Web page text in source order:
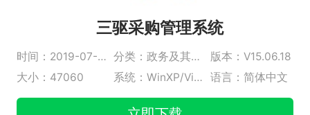
三驱采购管理系统
时间：2019-07-08 分类：政务及其他行业
版本：V15.06.18
大小：47060
系统：WinXP/Vista/2000/Win7/Win8/Win10 语言：简体中文